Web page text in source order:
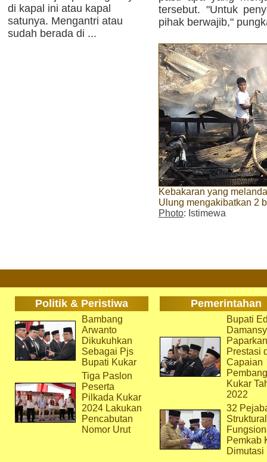
di kapal ini atau kapal
satunya. Mengantri atau
sudah berada di ...
tersebut. "Untuk
pihak berwajib,"
Kebakaran yang
Ulung mengakibatkan 2
Photo: Istimewa
Politik & Peristiwa Pemerintahan
Bambang
Arwanto
Dikukuhkan
Sebagai Pjs
Bupati Kukar
Tiga Paslon
Peserta
Pilkada Kukar
2024 Lakukan
Pencabutan
Nomor Urut
Bupati
Paparkan
Prestasi
Capaian
Kukar
2022
32
Pemkab
Dimutasi